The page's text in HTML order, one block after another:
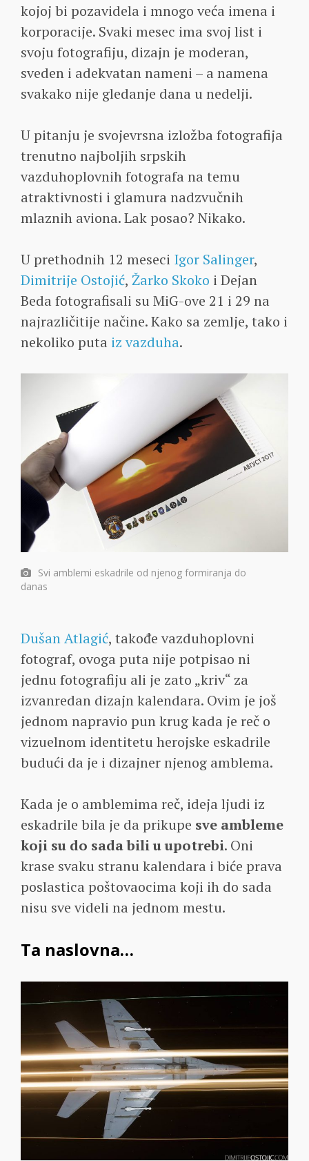
kojoj bi pozavidela i mnogo veća imena i
korporacije. Svaki mesec ima svoj list i
svoju fotografiju, dizajn je moderan,
sveden i adekvatan nameni – a namena
svakako nije gledanje dana u nedelji.
U pitanju je svojevrsna izložba fotografija
trenutno najboljih srpskih
vazduhoplovnih fotografa na temu
atraktivnosti i glamura nadzvučnih
mlaznih aviona. Lak posao? Nikako.
U prethodnih 12 meseci Igor Salinger,
Dimitrije Ostojić, Žarko Skoko i Dejan
Beda fotografisali su MiG-ove 21 i 29 na
najrazličitije načine. Kako sa zemlje, tako i
nekoliko puta iz vazduha.
Svi amblemi eskadrile od njenog formiranja do
danas
Dušan Atlagić, takođe vazduhoplovni
fotograf, ovoga puta nije potpisao ni
jednu fotografiju ali je zato „kriv“ za
izvanredan dizajn kalendara. Ovim je još
jednom napravio pun krug kada je reč o
vizuelnom identitetu herojske eskadrile
budući da je i dizajner njenog amblema.
Kada je o amblemima reč, ideja ljudi iz
eskadrile bila je da prikupe sve ambleme
koji su do sada bili u upotrebi. Oni
krase svaku stranu kalendara i biće prava
poslastica poštovaocima koji ih do sada
nisu sve videli na jednom mestu.
Ta naslovna…